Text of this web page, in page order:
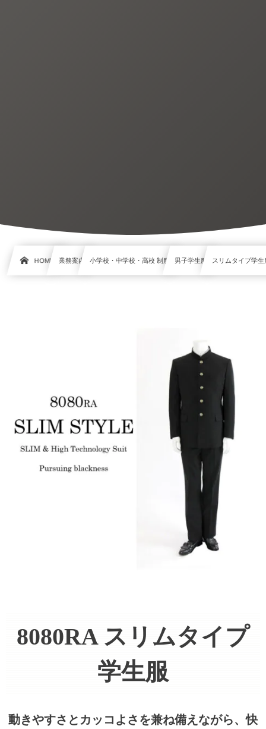
HOME 業務案内 小学校・中学校・高校 制服 男子学生服 スリムタイプ学生
8080RA スリムタイプ
学生服
動きやすさとカッコよさを兼ね備えながら、快